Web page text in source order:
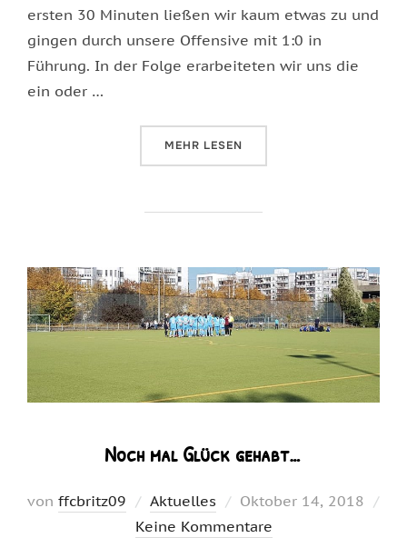
ersten 30 Minuten ließen wir kaum etwas zu und
gingen durch unsere Offensive mit 1:0 in
Führung. In der Folge erarbeiteten wir uns die
ein oder …
MEHR ÜBER „WIEDER EIN TEAM“
LESEN
Noch mal Glück gehabt…
von ffcbritz09 Aktuelles
Veröffentlicht
am
Oktober 14, 2018
Keine Kommentare